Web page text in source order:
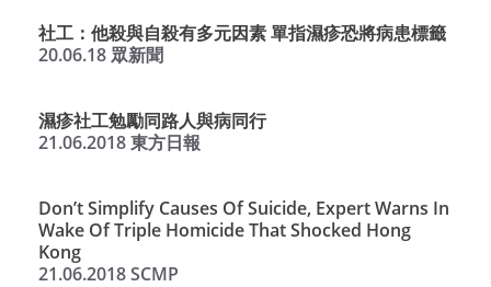
社工：他殺與自殺有多元因素 單指濕疹恐將病患標籤
20.06.18 眾新聞
濕疹社工勉勵同路人與病同行
21.06.2018 東方日報
Don’t Simplify Causes Of Suicide, Expert Warns In
Wake Of Triple Homicide That Shocked Hong
Kong
21.06.2018 SCMP